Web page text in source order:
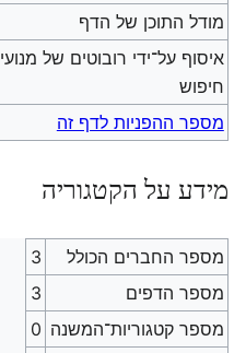
מודל התוכן של הדף
איסוף על־ידי רובוטים של מנועי
חיפוש
מספר ההפניות לדף זה
מידע על הקטגוריה
מספר החברים הכולל
3
מספר הדפים
3
מספר קטגוריות־המשנה 0